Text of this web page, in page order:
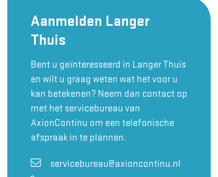
Aanmelden Langer
Thuis
Bent u geïnteresseerd in Langer Thuis
en wilt u graag weten wat het voor u
kan betekenen? Neem dan contact op
met het servicebureau van
AxionContinu om een telefonische
afspraak in te plannen.
servicebureau@axioncontinu.nl